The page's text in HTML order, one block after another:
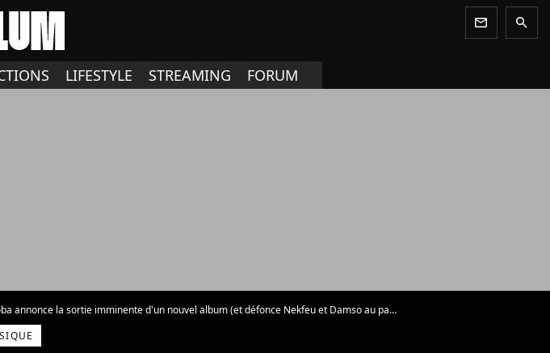
newsletter search
LIFESTYLE STREAMING FORUM
la sortie imminente d'un nouvel album (et défonce Nekfeu et Damso au passage)